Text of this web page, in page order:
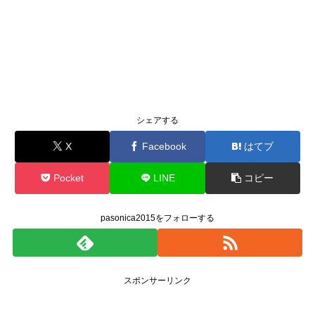
シェアする
X Facebook はてブ
Pocket LINE コピー
pasonica2015をフォローする
スポンサーリンク